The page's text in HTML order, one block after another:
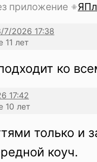
приложение
лет
ко
10 лет
только и
коуч.